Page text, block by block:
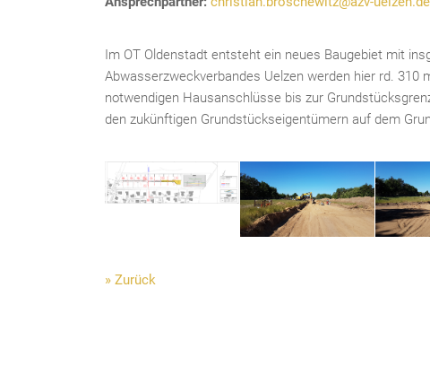
Im OT Oldenstadt entsteht ein neues Baugebiet mit
Abwasserzweckverbandes Uelzen werden hier rd.
notwendigen Hausanschlüsse bis zur
den zukünftigen Grundstückseigentümern auf dem
» Zurück